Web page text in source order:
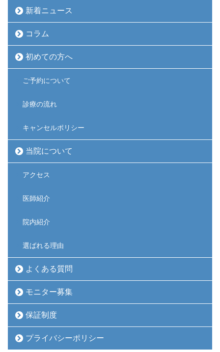
新着ニュース
コラム
初めての方へ
ご予約について
診療の流れ
キャンセルポリシー
当院について
アクセス
医師紹介
院内紹介
選ばれる理由
よくある質問
モニター募集
保証制度
プライバシーポリシー